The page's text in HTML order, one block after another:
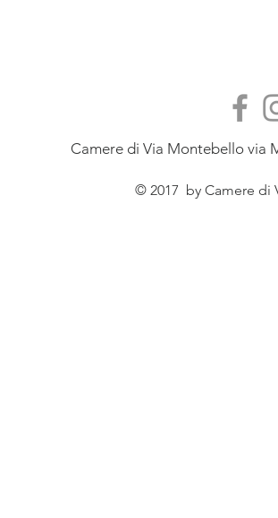
Camere di Via Montebello via
© 2017 by Camere di